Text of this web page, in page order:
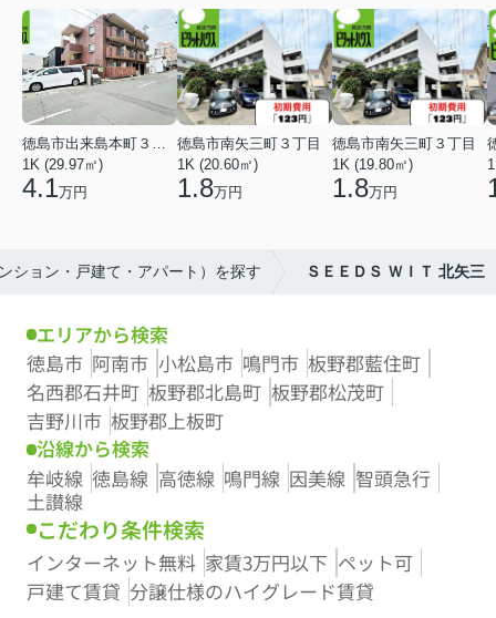
1K (29.97㎡)
4.1万円
徳島市南矢三町３丁目
1K (20.60㎡)
1.8万円
徳島市南矢三町３丁目
1K (19.80㎡)
1.8万円
ション・戸建て・アパート）を探す ＳＥＥＤＳ ＷＩＴ 北矢三
エリアから検索
徳島市 阿南市 小松島市 鳴門市 板野郡藍住町
名西郡石井町 板野郡北島町 板野郡松茂町
吉野川市 板野郡上板町
沿線から検索
牟岐線 徳島線 高徳線 鳴門線 因美線 智頭急行
土讃線
こだわり条件検索
インターネット無料 家賃3万円以下 ペット可
戸建て賃貸 分譲仕様のハイグレード賃貸